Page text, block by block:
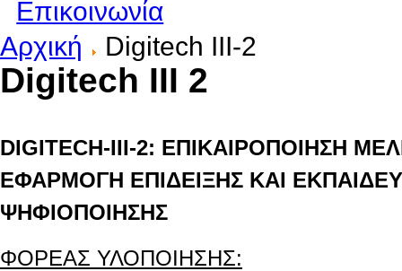
Επικοινωνία
Αρχική
Digitech III-2
Digitech III 2
DIGITECH-ΙΙΙ-2: ΕΠΙΚΑΙΡΟΠΟΙΗΣΗ
ΕΦΑΡΜΟΓΗ ΕΠΙΔΕΙΞΗΣ ΚΑΙ
ΨΗΦΙΟΠΟΙΗΣΗΣ
ΦΟΡΕΑΣ ΥΛΟΠΟΙΗΣΗΣ: